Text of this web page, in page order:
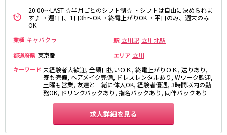
20:00～LAST ☆半月ごとのシフト制☆ ・シフトは自由に決められま
す♪ ・週1日、1日3h～OK ・終電上がりOK ・平日のみ、週末のみ
OK
業種 キャバクラ 駅 立川駅 立川北駅
都道府県 東京都 エリア 立川
キーワード 未経験者大歓迎, 全額日払いＯＫ, 終電上がりＯＫ, 送りあり,
寮も完備, ヘアメイク完備, ドレスレンタルあり, Wワーク歓迎,
土曜も営業, 友達と一緒に体入OK, 経験者優遇, 3時間以内の勤
務OK, ドリンクバックあり, 指名バックあり, 同伴バックあり
求人詳細を見る
吉祥寺駅
渋谷駅
神泉駅
下北沢駅
井の頭公園駅
JR八高線(八王子～高麗川)
八王子駅 東飯能駅
大宮駅
船橋駅